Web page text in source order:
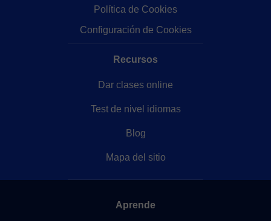
Política de Cookies
Configuración de Cookies
Recursos
Dar clases online
Test de nivel idiomas
Blog
Mapa del sitio
Aprende